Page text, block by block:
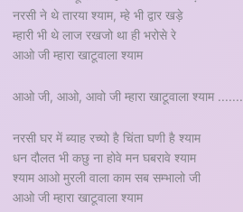
नरसी ने थे तारया श्याम, म्हे भी द्वार खड़े
म्हारी भी थे लाज रखजो था ही भरोसे रे
आओ जी म्हारा खाटूवाला श्याम
आओ जी, आओ, आवो जी म्हारा खाटूवाला श्याम .......
नरसी घर में ब्याह रच्यो है चिंता घणी है श्याम
धन दौलत भी कछु ना होवे मन घबरावे श्याम
श्याम आओ मुरली वाला काम सब सम्भालो जी
आओ जी म्हारा खाटूवाला श्याम